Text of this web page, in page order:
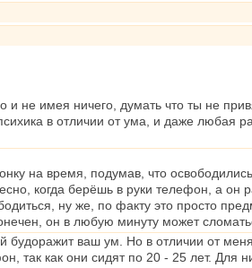
имея ничего, думать что ты не
в отличии от ума, и даже любая
на время, подумав, что
когда берёшь в руки телефон, а он
ну же, по факту это просто
он в любую минуту может
ваш ум. Но в отличии от
так как они сидят по 20 - 25 лет. Для